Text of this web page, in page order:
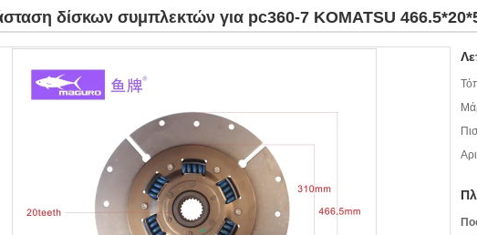
δίσκων συμπλεκτών για pc360-7 KOMATSU